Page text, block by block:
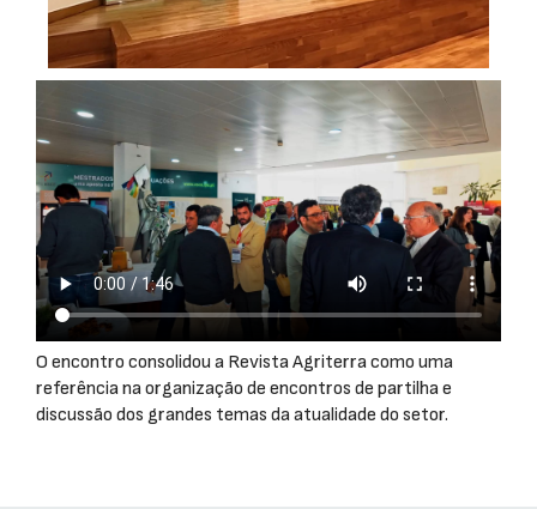
O encontro consolidou a Revista Agriterra como uma
referência na organização de encontros de partilha e
discussão dos grandes temas da atualidade do setor.